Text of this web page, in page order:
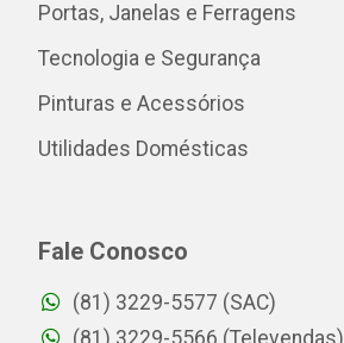
Portas, Janelas e Ferragens
Tecnologia e Segurança
Pinturas e Acessórios
Utilidades Domésticas
Fale Conosco
(81) 3229-5577 (SAC)
(81) 3229-5566 (Televendas)